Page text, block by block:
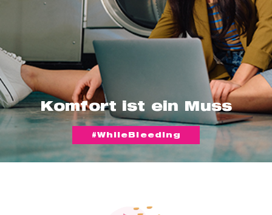
Komfort ist ein Muss
#WhileBleeding